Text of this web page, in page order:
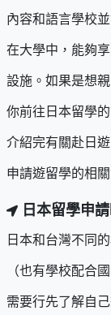
內容和語言學校
在大學中，能夠
設施。如果是想
你前往日本留學
介紹完有關赴日
申請遊留學的相
日本留學申
日本和台灣不同
（也有學校配合
需要行先了解自